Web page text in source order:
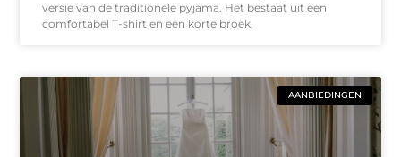
versie van de traditionele pyjama. Het bestaat uit een
comfortabel T-shirt en een korte broek,
AANBIEDINGEN